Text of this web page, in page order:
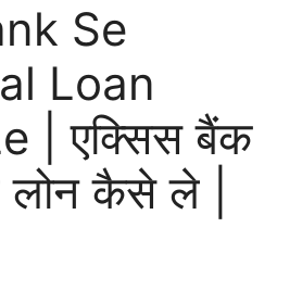
Se
Loan
| एक्सिस बैंक
कैसे ले |